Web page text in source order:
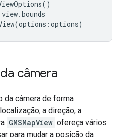
()
.view.bounds
(options :options)
câmera
da câmera de forma
a direção, a
GMSMapView ofereça vários
para mudar a posição da